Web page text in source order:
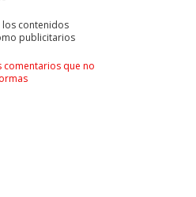
los contenidos
publicitarios
comentarios que no